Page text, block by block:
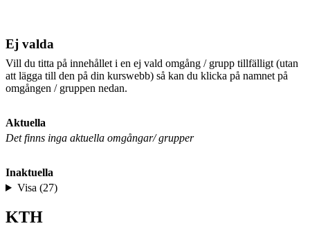
Ej valda
Vill du titta på innehållet i en ej vald omgång / grupp tillfälligt (utan
att lägga till den på din kurswebb) så kan du klicka på namnet på
omgången / gruppen nedan.
Aktuella
Det finns inga aktuella omgångar/ grupper
Inaktuella
Visa (27)
KTH